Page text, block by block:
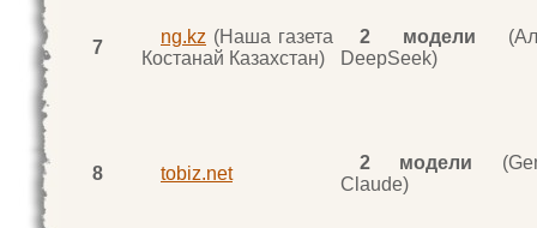
7
ng.kz (Наша газета
Костанай Казахстан)
2 модели
DeepSeek)
8 tobiz.net
2 модели
Claude)